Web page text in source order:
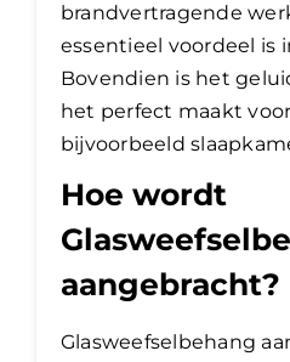
brandvertragende
essentieel voordeel is
Bovendien is het
het perfect maakt
bijvoorbeeld
Hoe wordt
aangebracht?
Glasweefselbehang